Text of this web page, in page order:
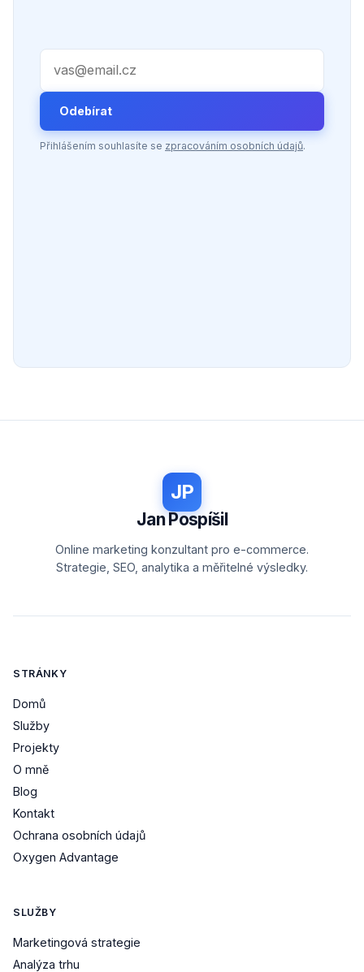
Váš e-mail
Odebírat
Přihlášením souhlasíte se zpracováním osobních údajů.
JP
Jan Pospíšil
Online marketing konzultant pro e-commerce.
Strategie, SEO, analytika a měřitelné výsledky.
STRÁNKY
Domů
Služby
Projekty
O mně
Blog
Kontakt
Ochrana osobních údajů
Oxygen Advantage
SLUŽBY
Marketingová strategie
Analýza trhu